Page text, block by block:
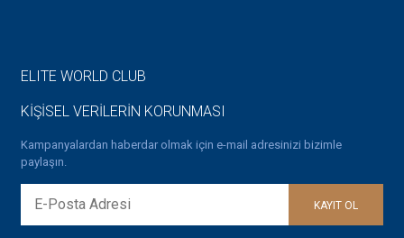
ELITE WORLD CLUB
KİŞİSEL VERİLERİN KORUNMASI
Kampanyalardan haberdar olmak için e-mail adresinizi bizimle
paylaşın.
KAYIT OL